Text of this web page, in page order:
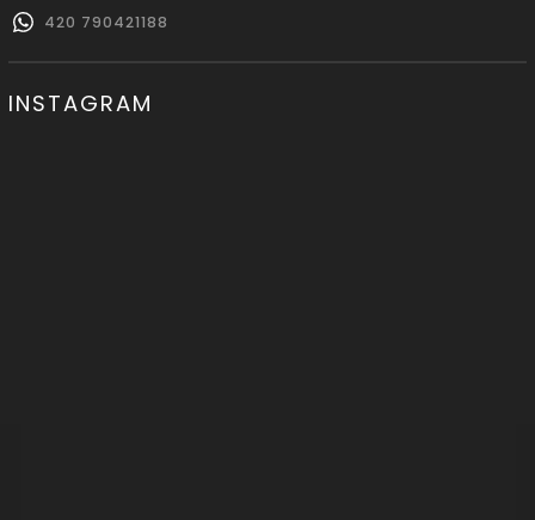
420 790421188
INSTAGRAM